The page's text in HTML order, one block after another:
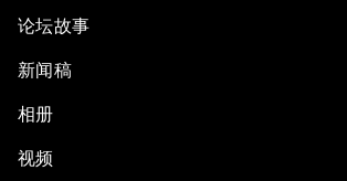
论坛故事
新闻稿
相册
视频